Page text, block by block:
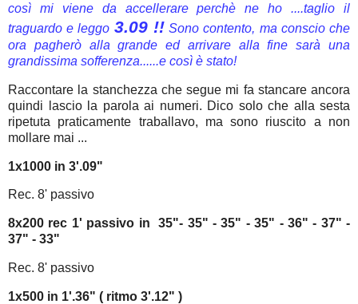
così mi viene da accellerare perchè ne ho ....taglio il
traguardo e leggo 3.09 !! Sono contento, ma conscio che
ora pagherò alla grande ed arrivare alla fine sarà una
grandissima sofferenza......e così è stato!
Raccontare la stanchezza che segue mi fa stancare ancora
quindi lascio la parola ai numeri. Dico solo che alla sesta
ripetuta praticamente traballavo, ma sono riuscito a non
mollare mai ...
1x1000 in 3'.09"
Rec. 8' passivo
8x200 rec 1' passivo in 35"- 35" - 35" - 35" - 36" - 37" -
37" - 33"
Rec. 8' passivo
1x500 in 1'.36" ( ritmo 3'.12" )